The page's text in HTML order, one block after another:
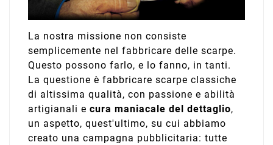
La nostra missione non consiste
semplicemente nel fabbricare delle scarpe.
Questo possono farlo, e lo fanno, in tanti.
La questione è fabbricare scarpe classiche
di altissima qualità, con passione e abilità
artigianali e cura maniacale del dettaglio,
un aspetto, quest'ultimo, su cui abbiamo
creato una campagna pubblicitaria: tutte